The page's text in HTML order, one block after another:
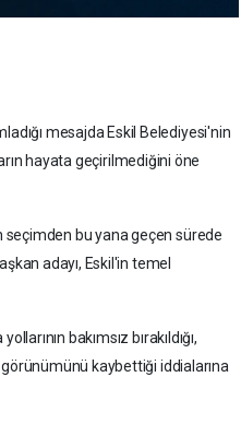
mesajda Eskil Belediyesi'nin
hayata geçirilmediğini öne
seçimden bu yana geçen sürede
adayı, Eskil'in temel
bakımsız bırakıldığı,
görünümünü kaybettiği iddialarına